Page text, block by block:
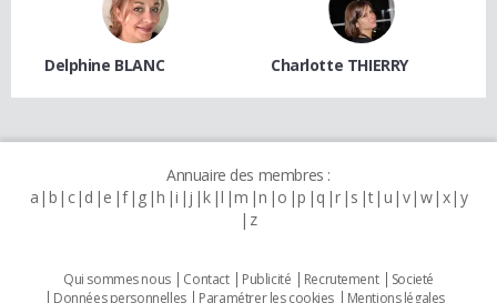
Delphine BLANC Charlotte THIERRY
Annuaire des membres :
a b c d e f g h i j k l m n o p q r s t u v w x y
z
Qui sommes nous Contact Publicité Recrutement
Societé
Données personnelles
Paramétrer les cookies
Mentions légales